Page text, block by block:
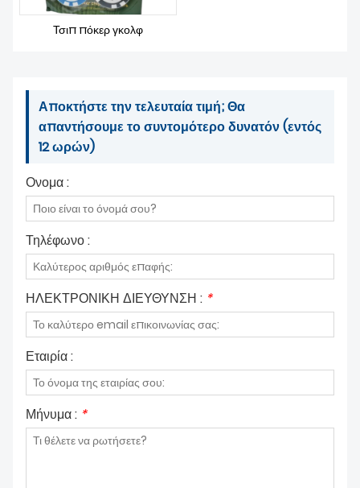
Τσιπ πόκερ γκολφ
Αποκτήστε την τελευταία τιμή; Θα
απαντήσουμε το συντομότερο δυνατόν (εντός
12 ωρών)
Ονομα :
Τηλέφωνο :
ΗΛΕΚΤΡΟΝΙΚΗ ΔΙΕΥΘΥΝΣΗ : *
Εταιρία :
Μήνυμα : *